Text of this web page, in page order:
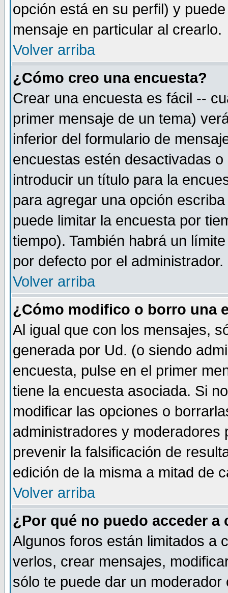
opción está en su perfil) y
mensaje en particular al crearlo.
Volver arriba
¿Cómo creo una encuesta?
Crear una encuesta es fácil --
primer mensaje de un tema)
inferior del formulario de
encuestas estén desactivadas
introducir un título para la
para agregar una opción
puede limitar la encuesta por
tiempo). También habrá un
por defecto por el administrador.
Volver arriba
¿Cómo modifico o borro una
Al igual que con los mensajes,
generada por Ud. (o siendo
encuesta, pulse en el primer
tiene la encuesta asociada. Si
modificar las opciones o
administradores y
prevenir la falsificación de
edición de la misma a mitad de
Volver arriba
¿Por qué no puedo acceder a
Algunos foros están limitados a
verlos, crear mensajes,
sólo te puede dar un